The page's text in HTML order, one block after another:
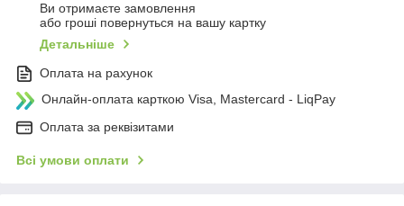
Ви отримаєте замовлення
або гроші повернуться на вашу картку
Детальніше
Оплата на рахунок
Онлайн-оплата карткою Visa, Mastercard - LiqPay
Оплата за реквізитами
Всі умови оплати